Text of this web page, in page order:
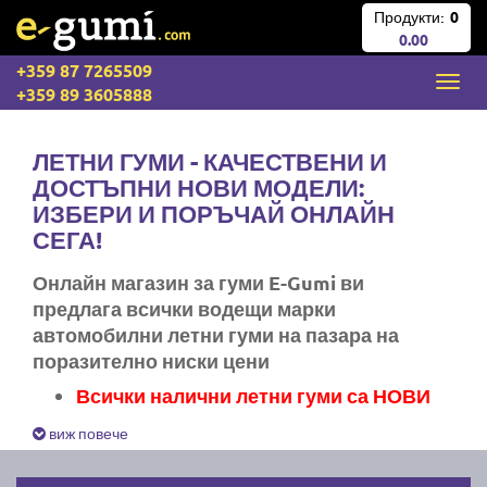
Продукти: 0
0.00
+359 87 7265509
+359 89 3605888
ЛЕТНИ ГУМИ - КАЧЕСТВЕНИ И
ДОСТЪПНИ НОВИ МОДЕЛИ:
ИЗБЕРИ И ПОРЪЧАЙ ОНЛАЙН
СЕГА!
Онлайн магазин за гуми E-Gumi ви
предлага всички водещи марки
автомобилни летни гуми на пазара на
поразително ниски цени
Всички налични летни гуми са НОВИ
Експресна доставка за цяла България
Ние не изпращаме стари гуми
виж повече